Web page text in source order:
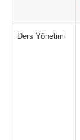
Ders Yönetimi